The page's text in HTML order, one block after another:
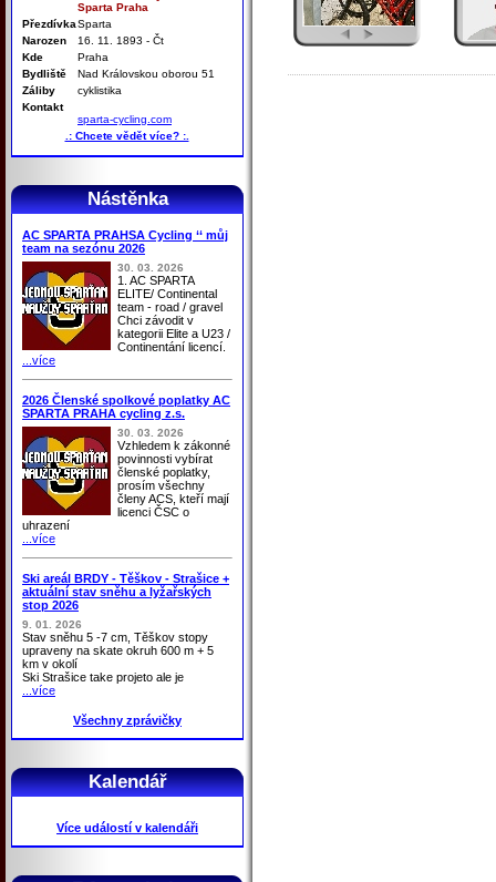
Sparta Praha
PřezdívkaSparta
Narozen
16. 11. 1893 - Čt
Kde
Praha
Bydliště
Nad Královskou oborou 51
Záliby
cyklistika
Kontakt
sparta-cycling.com
.: Chcete vědět více? :.
Nástěnka
AC SPARTA PRAHSA Cycling ‘‘ můj
team na sezónu 2026
30. 03. 2026
1. AC SPARTA
ELITE/ Continental
team - road / gravel
Chci závodit v
kategorii Elite a U23 /
Continentání licencí.
...více
2026 Členské spolkové poplatky AC
SPARTA PRAHA cycling z.s.
30. 03. 2026
Vzhledem k zákonné
povinnosti vybírat
členské poplatky,
prosím všechny
členy ACS, kteří mají
licenci ČSC o
uhrazení
...více
Ski areál BRDY - Těškov - Strašice +
aktuální stav sněhu a lyžařských
stop 2026
9. 01. 2026
Stav sněhu 5 -7 cm, Těškov stopy
upraveny na skate okruh 600 m + 5
km v okolí
Ski Strašice take projeto ale je
...více
Všechny zprávičky
Kalendář
Více událostí v kalendáři